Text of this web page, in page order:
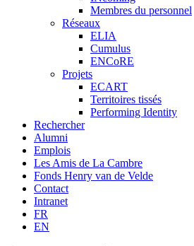
Membres du personnel
Réseaux
ELIA
Cumulus
ENCoRE
Projets
ECART
Territoires tissés
Performing Identity
Rechercher
Alumni
Emplois
Les Amis de La Cambre
Fonds Henry van de Velde
Contact
Intranet
FR
EN